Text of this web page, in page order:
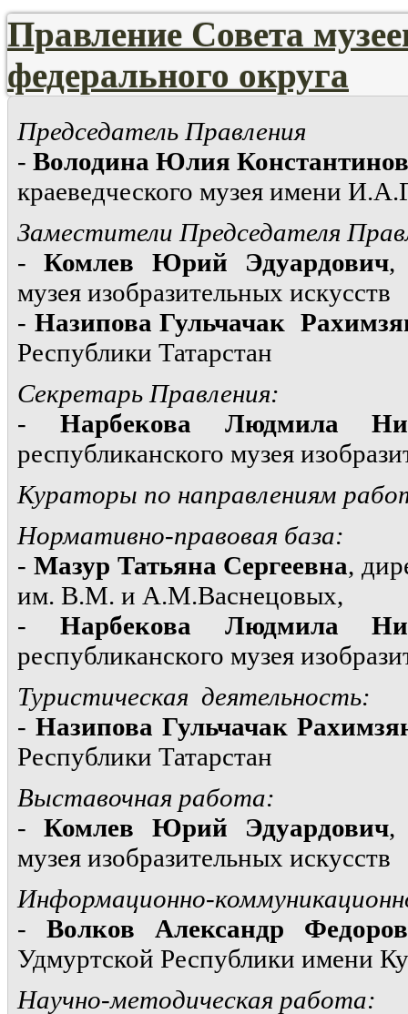
Правление Совета
федерального округа
Председатель Правления
-Володина Юлия
краеведческого музея имени
Заместители Председателя
-Комлев Юрий Эдуардович,
музея изобразительных искусств
- Назипова Гульчачак
Республики Татарстан
Секретарь Правления:
- Нарбекова Людмила
республиканского музея
Кураторы по направлениям
Нормативно-правовая база:
- Мазур Татьяна Сергеевна,
им. В.М. и А.М.Васнецовых,
- Нарбекова Людмила
республиканского музея
Туристическая деятельность:
- Назипова Гульчачак
Республики Татарстан
Выставочная работа:
-Комлев Юрий Эдуардович,
музея изобразительных искусств
Информационно-
-Волков Александр
Удмуртской Республики имени
Научно-методическая работа: